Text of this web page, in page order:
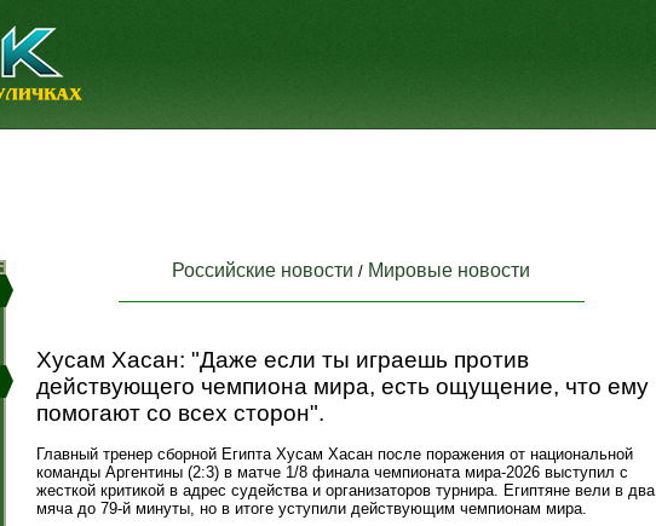
Российские новости / Мировые новости
Хусам Хасан: "Даже если ты играешь против
действующего чемпиона мира, есть ощущение, что ему
помогают со всех сторон".
Главный тренер сборной Египта Хусам Хасан после поражения от национальной
команды Аргентины (2:3) в матче 1/8 финала чемпионата мира-2026 выступил с
жесткой критикой в адрес судейства и организаторов турнира. Египтяне вели в два
мяча до 79-й минуты, но в итоге уступили действующим чемпионам мира.